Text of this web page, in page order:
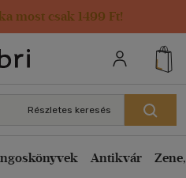
most csak 1499 Ft!
adatai
Részletes keresés
Antikvár